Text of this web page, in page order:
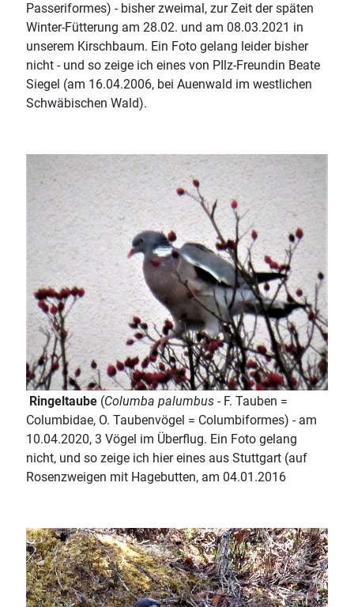
Passeriformes) - bisher zweimal, zur Zeit der späten
Winter-Fütterung am 28.02. und am 08.03.2021 in
unserem Kirschbaum. Ein Foto gelang leider bisher
nicht - und so zeige ich eines von PIlz-Freundin Beate
Siegel (am 16.04.2006, bei Auenwald im westlichen
Schwäbischen Wald).
Ringeltaube (Columba palumbus - F. Tauben =
Columbidae, O. Taubenvögel = Columbiformes) - am
10.04.2020, 3 Vögel im Überflug. Ein Foto gelang
nicht, und so zeige ich hier eines aus Stuttgart (auf
Rosenzweigen mit Hagebutten, am 04.01.2016